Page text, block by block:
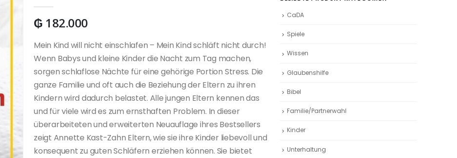
₲ 182.000
Mein Kind will nicht einschlafen – Mein Kind schläft nicht durch!
Wenn Babys und kleine Kinder die Nacht zum Tag machen,
sorgen schlaflose Nächte für eine gehörige Portion Stress. Die
ganze Familie und oft auch die Beziehung der Eltern zu ihren
Kindern wird dadurch belastet. Alle jungen Eltern kennen das
und für viele wird es zum ernsthaften Problem. In dieser
überarbeiteten und erweiterten Neuauflage ihres Bestsellers
zeigt Annette Kast-Zahn Eltern, wie sie ihre Kinder liebevoll und
konsequent zu guten Schläfern erziehen können. Sie bietet
CaDA
Spiele
Wissen
Glaubenshilfe
Bibel
Familie/Partnerwahl
Kinder
Unterhaltung